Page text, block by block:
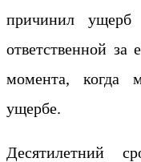
причинил
ответственной за
момента, когда
ущербе.
Десятилетний